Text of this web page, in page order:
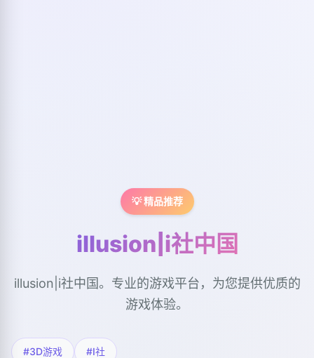
💡 精品推荐
illusion|i社中国
illusion|i社中国。专业的游戏平台，为您提供优质的
游戏体验。
#3D游戏 #I社